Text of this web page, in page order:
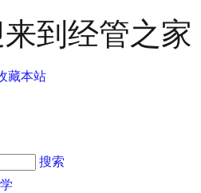
到经管之家
藏本站
搜索